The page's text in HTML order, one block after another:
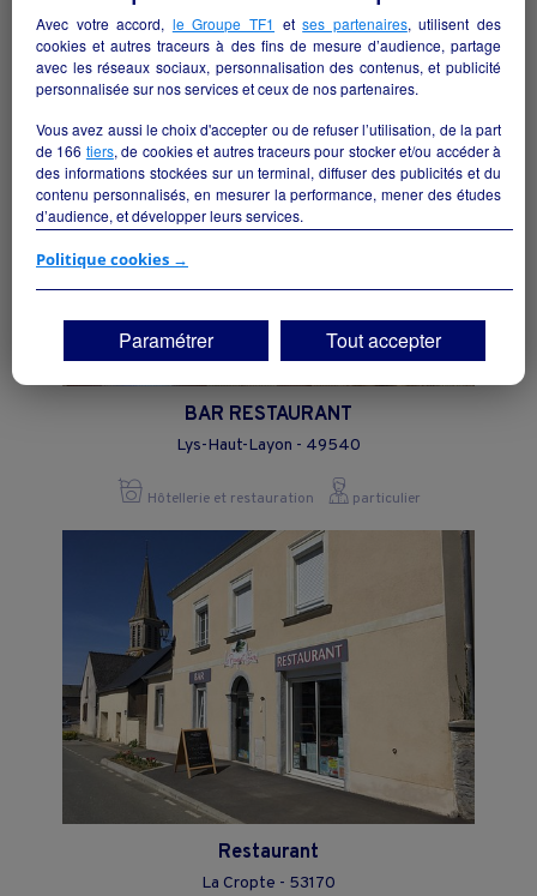
Hôtellerie et restauration collectivite
BAR RESTAURANT
Lys-Haut-Layon - 49540
Hôtellerie et restauration particulier
Restaurant
La Cropte - 53170
Avec votre accord, le Groupe TF1 etses partenaires, utilisent des
cookies et autres traceurs à des fins de mesure d’audience, partage
avec les réseaux sociaux, personnalisation des contenus, et publicité
personnalisée sur nos services et ceux de nos partenaires.
Vous avez aussi le choix d'accepter ou de refuser l’utilisation, de la part
de 166 tiers, de cookies et autres traceurs pour stocker et/ou accéder à
des informations stockées sur un terminal, diffuser des publicités et du
contenu personnalisés, en mesurer la performance, mener des études
d’audience, et développer leurs services.
Si vous continuez sans accepter, les fonctionnalités liées à la
vos centres d'intérêt. Seuls lescookies/traceurs techniquesseront
déposés et lus sur votre terminal.
Vous pouvez exprimer vos choix en cliquant sur "Tout accepter",
"Continuer sans accepter" ou "Paramétrer", et les modifier à tout
moment en cliquant sur le lien "Paramétrez vos choix" situé en bas de
Politique cookies →
Paramétrer Tout accepter